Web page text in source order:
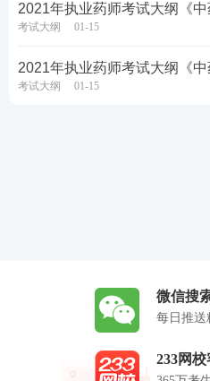
2021年执业药师考试大纲《中
考试大纲 01-15
2021年执业药师考试大纲《中
考试大纲 01-15
微信搜
每日推送
233网